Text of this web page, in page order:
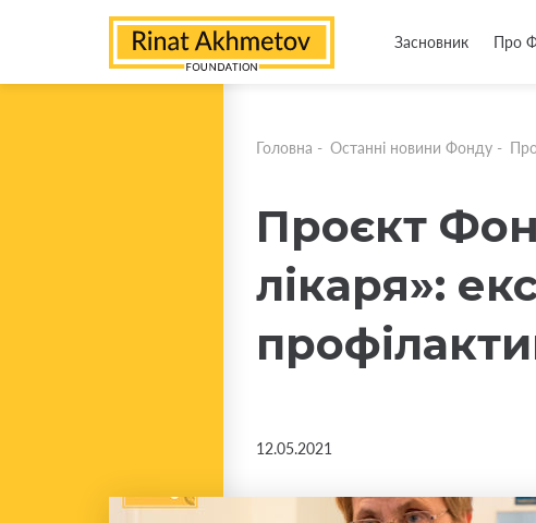
Засновник Про
Головна - Останні новини Фонду -
Проєкт
лікаря»:
12.05.2021